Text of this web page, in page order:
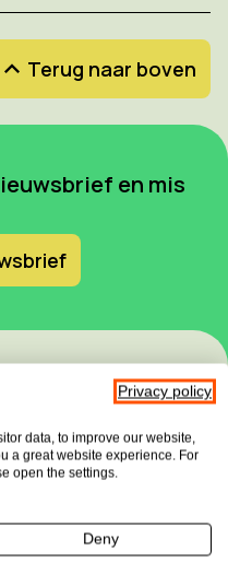
Terug naar boven
en mis
Privacy policy
data, to improve our website,
a great website experience. For
open the settings.
Deny